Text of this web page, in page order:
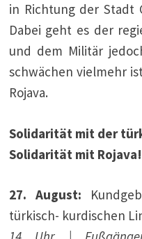
in Richtung der Stadt
Dabei geht es der
und dem Militär
schwächen vielmehr
Rojava.
Solidarität mit der
Solidarität mit Rojava!
27. August:
türkisch- kurdischen